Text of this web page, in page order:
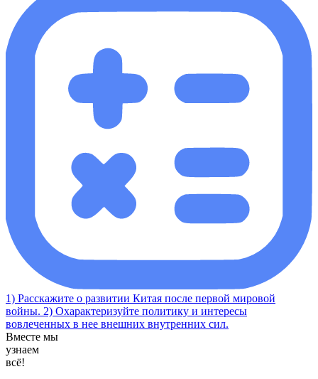
1) Расскажите о развитии Китая после первой мировой
войны. 2) Охарактеризуйте политику и интересы
вовлеченных в нее внешних внутренних сил.
Вместе мы
узнаем
всё!